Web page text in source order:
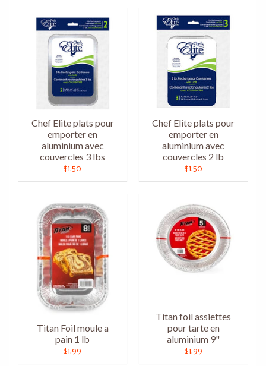
Chef Elite plats pour
emporter en
aluminium avec
couvercles 3 lbs
$1.50
Chef Elite plats pour
emporter en
aluminium avec
couvercles 2 lb
$1.50
Titan Foil moule a
pain 1 lb
$1.99
Titan foil assiettes
pour tarte en
aluminium 9"
$1.99